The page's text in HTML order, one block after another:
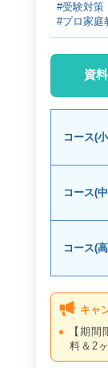
#受験対策
#プロ家庭
資
コース(
コース(
コース(
キャ
【期
料＆2